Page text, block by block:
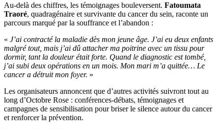
Au-delà des chiffres, les témoignages bouleversent. Fatoumata
Traoré, quadragénaire et survivante du cancer du sein, raconte un
parcours marqué par la souffrance et l’abandon :
« J’ai contracté la maladie dès mon jeune âge. J’ai eu deux enfants
malgré tout, mais j’ai dû attacher ma poitrine avec un tissu pour
dormir, tant la douleur était forte. Quand le diagnostic est tombé,
j’ai subi deux opérations en un mois. Mon mari m’a quittée… Le
cancer a détruit mon foyer. »
Les organisateurs annoncent que d’autres activités suivront tout au
long d’Octobre Rose : conférences-débats, témoignages et
campagnes de sensibilisation pour briser le silence autour du cancer
et renforcer la prévention.